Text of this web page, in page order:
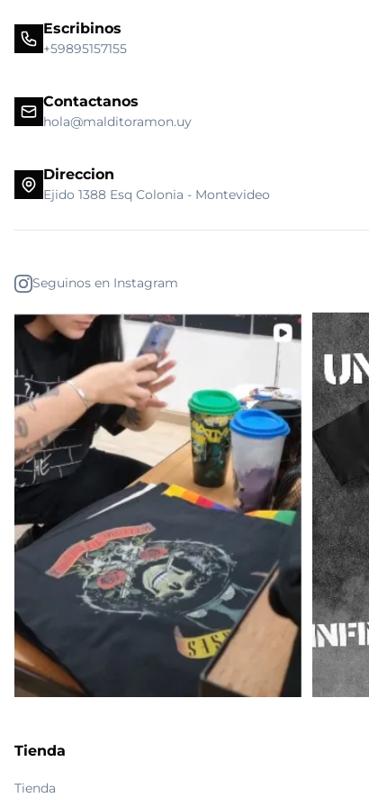
Escribinos
+59895157155
Contactanos
hola@malditoramon.uy
Direccion
Ejido 1388 Esq Colonia - Montevideo
Seguinos en Instagram
Tienda
Tienda